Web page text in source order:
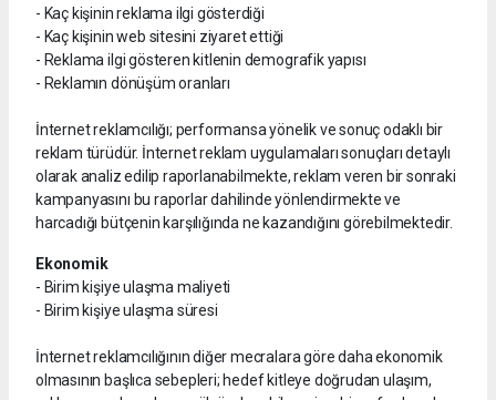
- Kaç kişinin reklama ilgi gösterdiği
- Kaç kişinin web sitesini ziyaret ettiği
- Reklama ilgi gösteren kitlenin demografik yapısı
- Reklamın dönüşüm oranları
İnternet reklamcılığı; performansa yönelik ve sonuç odaklı bir
reklam türüdür. İnternet reklam uygulamaları sonuçları detaylı
olarak analiz edilip raporlanabilmekte, reklam veren bir sonraki
kampanyasını bu raporlar dahilinde yönlendirmekte ve
harcadığı bütçenin karşılığında ne kazandığını görebilmektedir.
Ekonomik
- Birim kişiye ulaşma maliyeti
- Birim kişiye ulaşma süresi
İnternet reklamcılığının diğer mecralara göre daha ekonomik
olmasının başlıca sebepleri; hedef kitleye doğrudan ulaşım,